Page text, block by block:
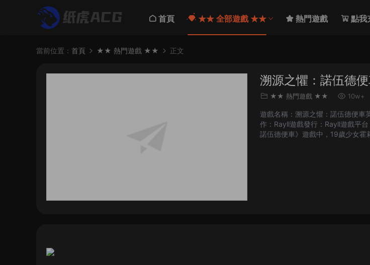
首頁 ★★ 全部遊戲 ★★ 熱門遊戲 點我
當前位置： 首頁 ★★ 熱門遊戲 ★★ 正文
溯源之懼：諾伍德
★★ 熱門遊戲 ★★ 10w+
遊戲名稱：溯源之懼：諾伍德便
作：Rayll遊戲發行：Rayll遊戲平
諾伍德便車》遊戲中，19歲少女霍